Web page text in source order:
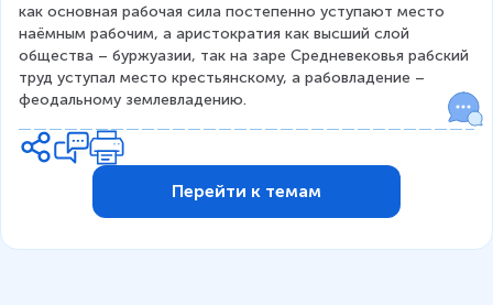
как основная рабочая сила постепенно уступают место
наёмным рабочим, а аристократия как высший слой
общества – буржуазии, так на заре Средневековья рабский
труд уступал место крестьянскому, а рабовладение –
феодальному землевладению.
Перейти к темам